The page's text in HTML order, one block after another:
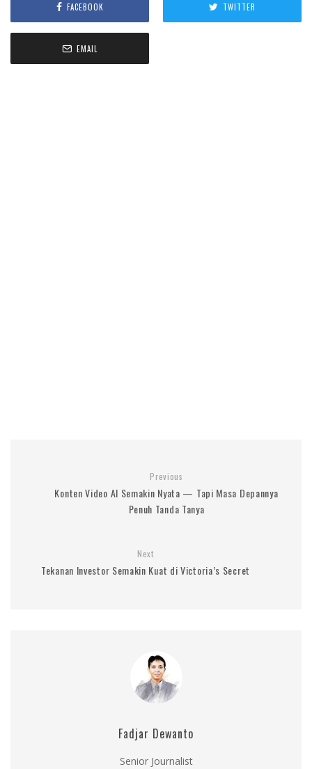
FACEBOOK TWITTER
EMAIL
Previous
Konten Video AI Semakin Nyata — Tapi Masa Depannya
Penuh Tanda Tanya
Next
Tekanan Investor Semakin Kuat di Victoria’s Secret
Fadjar Dewanto
Senior Journalist